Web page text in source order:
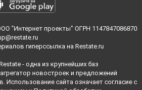
"Интернет проекты" ОГРН 1147847086870
гиперссылка на Restate.ru
- одна из крупнейших баз
новостроек и предложений
Использование сайта означает согласие с